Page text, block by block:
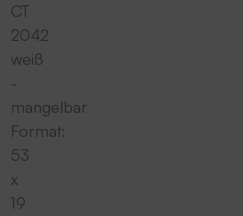
CT
2042
weiß
-
mangelbar
Format:
53
x
19